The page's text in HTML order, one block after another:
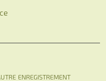
enregistrement